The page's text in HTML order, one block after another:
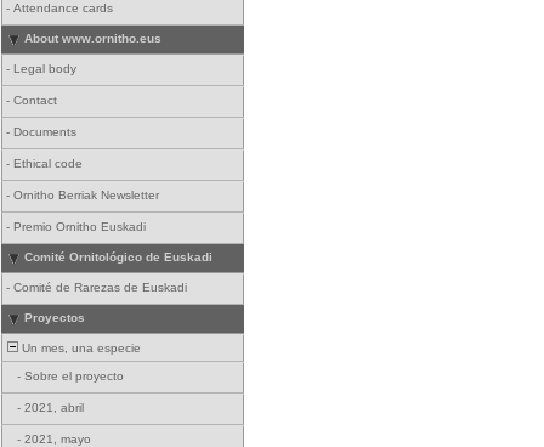
- Attendance cards
About www.ornitho.eus
- Legal body
- Contact
- Documents
- Ethical code
- Ornitho Berriak Newsletter
- Premio Ornitho Euskadi
Comité Ornitológico de Euskadi
- Comité de Rarezas de Euskadi
Proyectos
Un mes, una especie
- Sobre el proyecto
- 2021, abril
- 2021, mayo